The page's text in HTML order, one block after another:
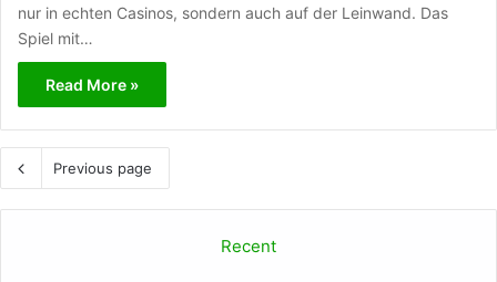
nur in echten Casinos, sondern auch auf der Leinwand. Das
Spiel mit…
Read More »
Previous page
Recent